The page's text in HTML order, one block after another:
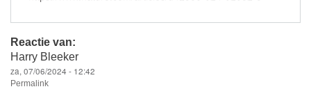
Reactie van:
Harry Bleeker
za, 07/06/2024 - 12:42
Permalink